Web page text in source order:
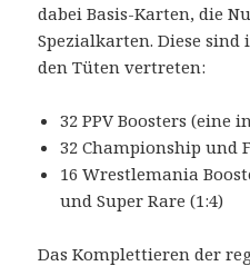
dabei Basis-Karten, die
Spezialkarten. Diese
den Tüten vertreten:
32 PPV Boosters (eine
32 Championship und
16 Wrestlemania
und Super Rare (1:4)
Das Komplettieren der